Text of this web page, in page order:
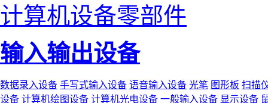
计算机设备零部件
输入输出设备
数据录入设备 手写式输入设备 语音输入设备 光笔 图形板 扫描
设备 计算机绘图设备 计算机光电设备 一般输入设备 显示设备